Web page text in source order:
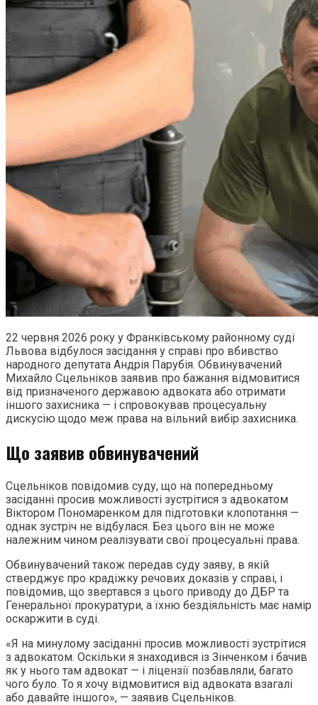
22 червня 2026 року у Франківському районному суді
Львова відбулося засідання у справі про вбивство
народного депутата Андрія Парубія. Обвинувачений
Михайло Сцельніков заявив про бажання відмовитися
від призначеного державою адвоката або отримати
іншого захисника — і спровокував процесуальну
дискусію щодо меж права на вільний вибір захисника.
Що заявив обвинувачений
Сцельніков повідомив суду, що на попередньому
засіданні просив можливості зустрітися з адвокатом
Віктором Пономаренком для підготовки клопотання —
однак зустріч не відбулася. Без цього він не може
належним чином реалізувати свої процесуальні права.
Обвинувачений також передав суду заяву, в якій
стверджує про крадіжку речових доказів у справі, і
повідомив, що звертався з цього приводу до ДБР та
Генеральної прокуратури, а їхню бездіяльність має намір
оскаржити в суді.
«Я на минулому засіданні просив можливості зустрітися
з адвокатом. Оскільки я знаходився із Зінченком і бачив
як у нього там адвокат — і ліцензії позбавляли, багато
чого було. То я хочу відмовитися від адвоката взагалі
або давайте іншого», — заявив Сцельніков.